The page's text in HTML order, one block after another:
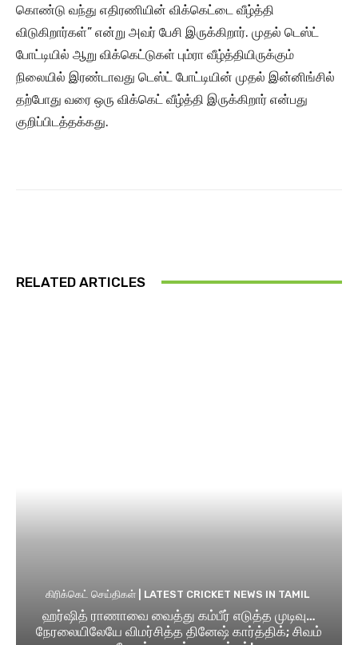
கொண்டு வந்து எதிரணியின் விக்கெட்டை வீழ்த்தி
விடுகிறார்கள்” என்று அவர் பேசி இருக்கிறார். முதல் டெஸ்ட்
போட்டியில் ஆறு விக்கெட்டுகள் பும்ரா வீழ்த்தியிருக்கும்
நிலையில் இரண்டாவது டெஸ்ட் போட்டியின் முதல் இன்னிங்சில்
தற்போது வரை ஒரு விக்கெட் வீழ்த்தி இருக்கிறார் என்பது
குறிப்பிடத்தக்கது.
RELATED ARTICLES
கிரிக்கெட் செய்திகள் | LATEST CRICKET NEWS IN TAMIL
ஹர்ஷித் ராணாவை வைத்து கம்பீர் எடுத்த முடிவு…
நேரலையிலேயே விமர்சித்த தினேஷ் கார்த்திக்; சிவம்